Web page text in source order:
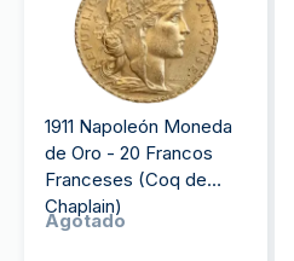
1911 Napoleón Moneda
de Oro - 20 Francos
Franceses (Coq de
Chaplain)
Agotado